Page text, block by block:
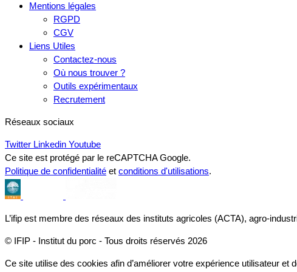
Mentions légales
RGPD
CGV
Liens Utiles
Contactez-nous
Où nous trouver ?
Outils expérimentaux
Recrutement
Réseaux sociaux
Twitter Linkedin Youtube
Ce site est protégé par le reCAPTCHA Google.
Politique de confidentialité et conditions d'utilisations.
L’ifip est membre des réseaux des instituts agricoles (ACTA), agro-
© IFIP - Institut du porc - Tous droits réservés 2026
Ce site utilise des cookies afin d’améliorer votre expérience utilisateur et